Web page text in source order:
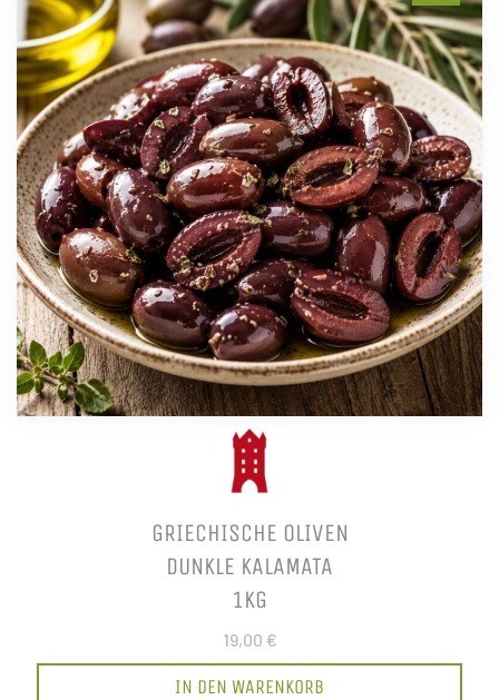
GRIECHISCHE OLIVEN
DUNKLE KALAMATA
1KG
19,00 €
IN DEN WARENKORB